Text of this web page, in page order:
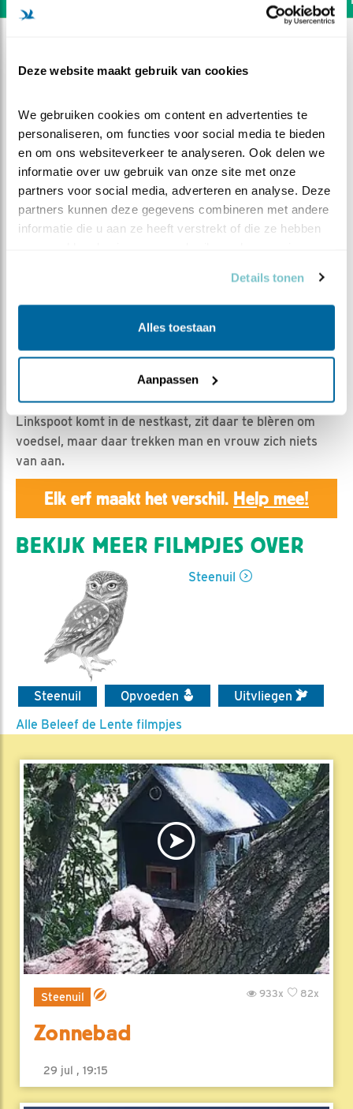
Deze website maakt gebruik van cookies
We gebruiken cookies om content en advertenties te
personaliseren, om functies voor social media te bieden
en om ons websiteverkeer te analyseren. Ook delen we
informatie over uw gebruik van onze site met onze
partners voor social media, adverteren en analyse. Deze
partners kunnen deze gegevens combineren met andere
informatie die u aan ze heeft verstrekt of die ze hebben
Details tonen
Alles toestaan
Aanpassen
Onderonsje
Geert | Geplaatst op 14 juli 2019, 23:54 |
Vind ik leuk
Bewaar dit filmpje|
1101x
Vrouw en man steenuil hebben een onderonsje.
Linkspoot komt in de nestkast, zit daar te blèren om
voedsel, maar daar trekken man en vrouw zich niets
van aan.
Elk erf maakt het verschil. Help mee!
BEKIJK MEER FILMPJES OVER
Steenuil
Steenuil Opvoeden
Uitvliegen
Alle Beleef de Lente filmpjes
Steenuil 82x
933x
Zonnebad
29 jul , 19:15